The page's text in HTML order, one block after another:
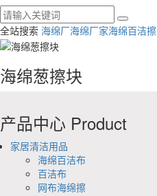
全站搜索 海绵厂海绵厂家海绵百洁擦
海绵葱擦块
产品中心 Product
家居清洁用品
海绵百洁布
百洁布
网布海绵擦